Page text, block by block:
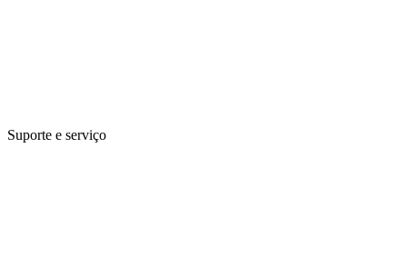
Suporte e serviço